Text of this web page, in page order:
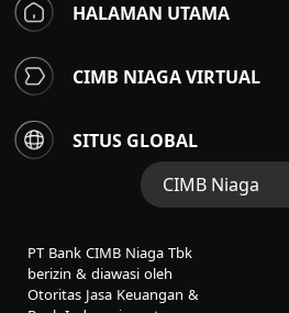
HALAMAN UTAMA
CIMB NIAGA VIRTUAL
SITUS GLOBAL
CIMB Niaga
Perbankan Konsumen
Perbankan Syariah
PT Bank CIMB Niaga Tbk
berizin & diawasi oleh
Otoritas Jasa Keuangan &